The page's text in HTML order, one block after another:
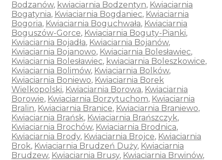
Bodzanów, kwiaciarnia Bodzentyn, Kwiaciarnia
Bogatynia, Kwiaciarnia Bogdaniec, Kwiaciarnia
Bogoria, Kwiaciarnia Boguchwała, Kwiaciarnia
Boguszów-Gorce, Kwiaciarnia Boguty-Pianki,
Kwiaciarnia Bojadła, Kwiaciarnia Bojanów,
Kwiaciarnia Bojanowo, Kwiaciarnia Bolesławiec,
Kwiaciarnia Bolesławiec, kwiaciarnia Boleszkowice,
Kwiaciarnia Bolimów, Kwiaciarnia Bolków,
Kwiaciarnia Boniewo, Kwiaciarnia Borek
Wielkopolski, Kwiaciarnia Borowa, Kwiaciarnia
Borowie, Kwiaciarnia Borzytuchom, Kwiaciarnia
Bralin, Kwiaciarnia Branice, Kwiaciarnia Braniewo,
Kwiaciarnia Brańsk, Kwiaciarnia Brańszczyk,
Kwiaciarnia Brochów, Kwiaciarnia Brodnica,
Kwiaciarnia Brody, Kwiaciarnia Brojce, Kwiaciarnia
Brok, Kwiaciarnia Brudzeń Duży, Kwiaciarnia
Brudzew, Kwiaciarnia Brusy, Kwiaciarnia Brwinów,